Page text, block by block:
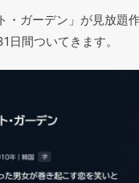
・ガーデン」が見放
日間ついてきます。